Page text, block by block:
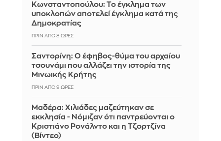
Κωνσταντοπούλου: Το έγκλημα των
υποκλοπών αποτελεί έγκλημα κατά της
Δημοκρατίας
ΠΡΙΝ ΑΠΌ 8 ΏΡΕΣ
Σαντορίνη: Ο έφηβος-θύμα του αρχαίου
τσουνάμι που αλλάζει την ιστορία της
Μινωικής Κρήτης
ΠΡΙΝ ΑΠΌ 9 ΏΡΕΣ
Μαδέρα: Χιλιάδες μαζεύτηκαν σε
εκκλησία - Νόμιζαν ότι παντρεύονται ο
Κριστιάνο Ρονάλντο και η Τζορτζίνα
(Βίντεο)